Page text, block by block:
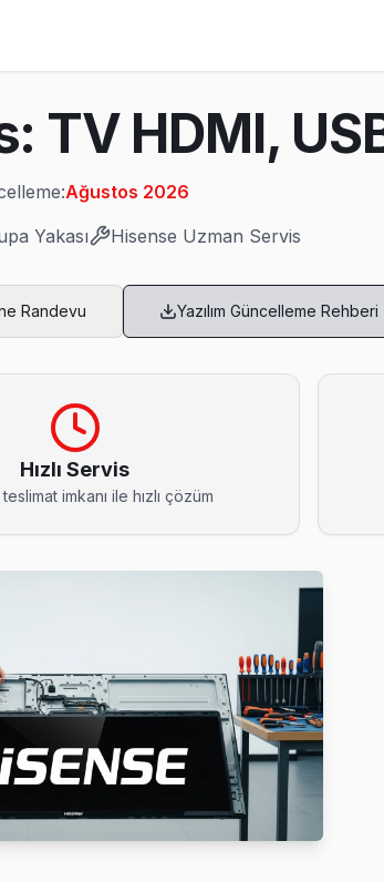
servisimizi arayın — aynı gün ön teşhis, yazılı fiyat
sonrası kalite kontrolü yapıyoruz: 48 saatlik
paneli test ediyor; değiştirilebilecek devre
anakart onarımı ve yazılım
TV HDMI,
Ağustos 2026
Yakası Hisense Uzman Servis
Randevu Yazılım Güncelleme Rehberi
Hızlı Servis
imkanı ile hızlı çözüm